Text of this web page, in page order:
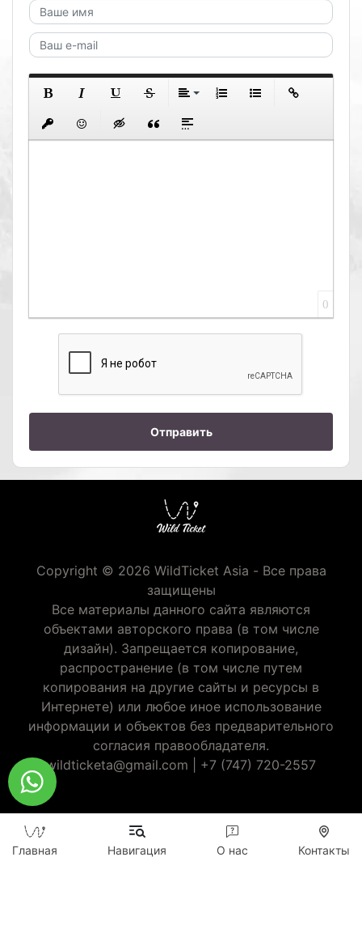
0
Отправить
Copyright © 2026 WildTicket Asia - Все права
защищены
Все материалы данного сайта являются
объектами авторского права (в том числе
дизайн). Запрещается копирование,
распространение (в том числе путем
копирования на другие сайты и ресурсы в
Интернете) или любое иное использование
информации и объектов без предварительного
согласия правообладателя.
wildticketa@gmail.com
+7 (747) 720-2557
Главная Навигация О нас Контакты